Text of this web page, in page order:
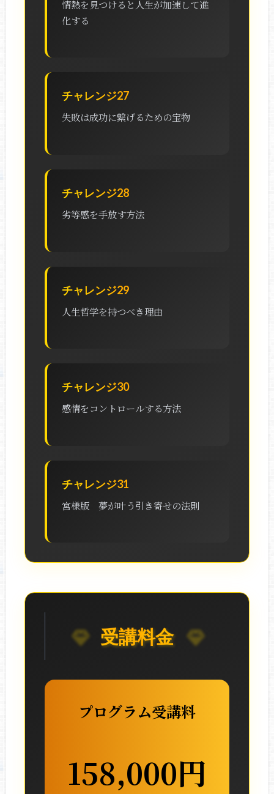
情熱を見つけると人生が加速して進
化する
チャレンジ27
失敗は成功に繋げるための宝物
チャレンジ28
劣等感を手放す方法
チャレンジ29
人生哲学を持つべき理由
チャレンジ30
感情をコントロールする方法
チャレンジ31
宮様版 夢が叶う引き寄せの法則
受講料金
プログラム受講料
158,000円